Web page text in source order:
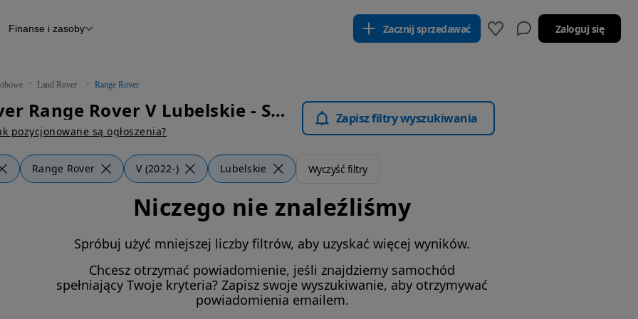
Raport z inspekcji
Otomoto News
Finanse i zasoby Zacznij sprzedawać Zaloguj się
Land Rover Range Rover
Land Rover Range Rover V Lubelskie - Samochody Osobowe
pozycjonowane są ogłoszenia?
Zapisz filtry wyszukiwania
Range Rover V (2022-) Lubelskie Wyczyść filtry
Niczego nie znaleźliśmy
Spróbuj użyć mniejszej liczby filtrów, aby uzyskać więcej wyników.
Chcesz otrzymać powiadomienie, jeśli znajdziemy samochód
spełniający Twoje kryteria? Zapisz swoje wyszukiwanie, aby otrzymywać
powiadomienia emailem.